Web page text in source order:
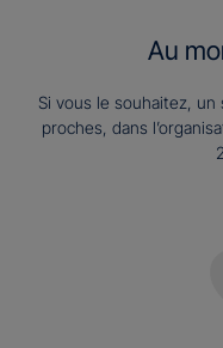
Au
Si vous le souhaitez,
proches, dans